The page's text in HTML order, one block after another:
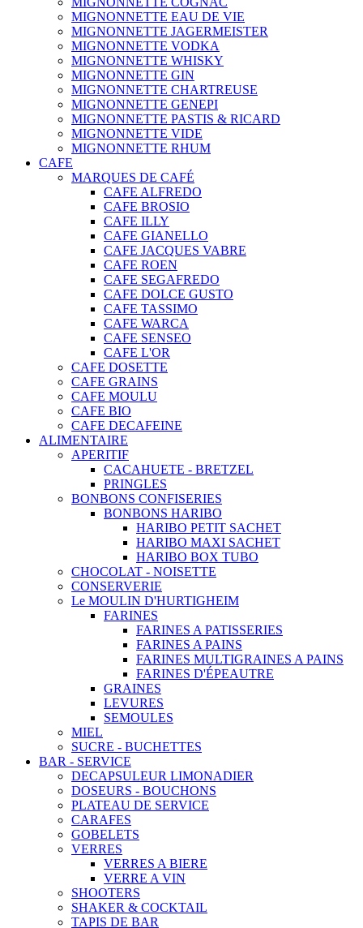
MIGNONNETTE EAU DE VIE
MIGNONNETTE JAGERMEISTER
MIGNONNETTE VODKA
MIGNONNETTE WHISKY
MIGNONNETTE GIN
MIGNONNETTE CHARTREUSE
MIGNONNETTE GENEPI
MIGNONNETTE PASTIS & RICARD
MIGNONNETTE VIDE
MIGNONNETTE RHUM
CAFE
MARQUES DE CAFÉ
CAFE ALFREDO
CAFE BROSIO
CAFE ILLY
CAFE GIANELLO
CAFE JACQUES VABRE
CAFE ROEN
CAFE SEGAFREDO
CAFE DOLCE GUSTO
CAFE TASSIMO
CAFE WARCA
CAFE SENSEO
CAFE L'OR
CAFE DOSETTE
CAFE GRAINS
CAFE MOULU
CAFE BIO
CAFE DECAFEINE
ALIMENTAIRE
APERITIF
CACAHUETE - BRETZEL
PRINGLES
BONBONS CONFISERIES
BONBONS HARIBO
HARIBO PETIT SACHET
HARIBO MAXI SACHET
HARIBO BOX TUBO
CHOCOLAT - NOISETTE
CONSERVERIE
Le MOULIN D'HURTIGHEIM
FARINES
FARINES A PATISSERIES
FARINES A PAINS
FARINES MULTIGRAINES A PAINS
FARINES D'ÉPEAUTRE
GRAINES
LEVURES
SEMOULES
MIEL
SUCRE - BUCHETTES
BAR - SERVICE
DECAPSULEUR LIMONADIER
DOSEURS - BOUCHONS
PLATEAU DE SERVICE
CARAFES
GOBELETS
VERRES
VERRES A BIERE
VERRE A VIN
SHOOTERS
SHAKER & COCKTAIL
TAPIS DE BAR